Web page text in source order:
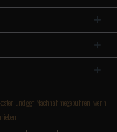
und ggf. Nachnahmegebühren, wenn